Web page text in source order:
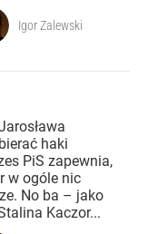
Igor Zalewski
haki
PiS zapewnia,
w ogóle nic
No ba – jako
Kaczor...